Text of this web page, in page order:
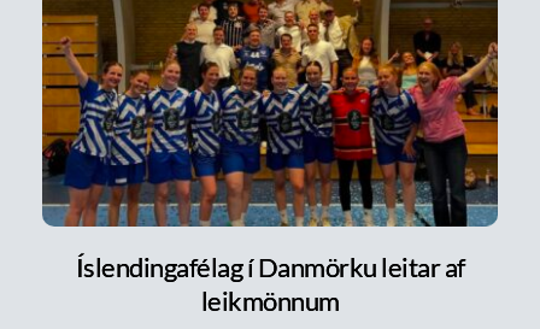
Íslendingafélag í Danmörku leitar af
leikmönnum